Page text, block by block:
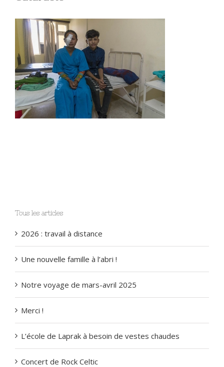
Tous les articles
2026 : travail à distance
Une nouvelle famille à l’abri !
Notre voyage de mars-avril 2025
Merci !
L’école de Laprak à besoin de vestes chaudes
Concert de Rock Celtic